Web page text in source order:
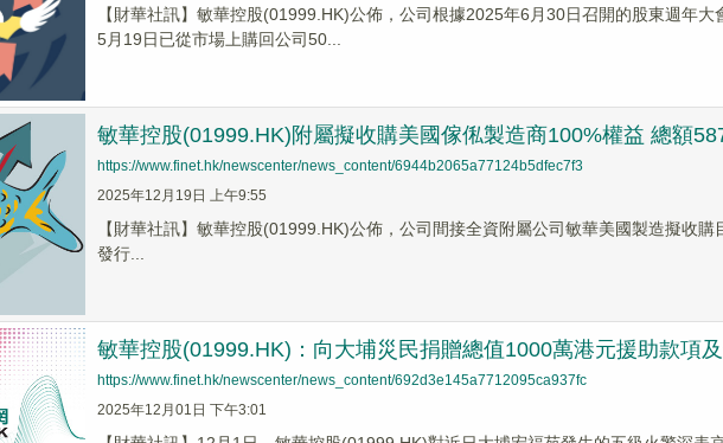
【財華社訊】敏華控股(01999.HK)公佈，公司根據2025年6月30日召開的股東週年
5月19日已從市場上購回公司50...
敏華控股(01999.HK)附屬擬收購美國傢俬製造商100%權益 總額
https://www.finet.hk/newscenter/news_content/6944b2065a77124b5dfec7f3
2025年12月19日 上午9:55
【財華社訊】敏華控股(01999.HK)公佈，公司間接全資附屬公司敏華美國製造擬收
發行...
敏華控股(01999.HK)：向大埔災民捐贈總值1000萬港元援助款項
https://www.finet.hk/newscenter/news_content/692d3e145a7712095ca937fc
2025年12月01日 下午3:01